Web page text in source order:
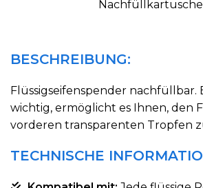
BESCHREIBUNG:
Flüssigseifenspender nachfüllbar.
wichtig, ermöglicht es Ihnen, den
vorderen transparenten Tropfen
TECHNISCHE